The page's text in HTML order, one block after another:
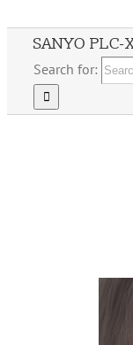
SANYO PLC-
Search for: